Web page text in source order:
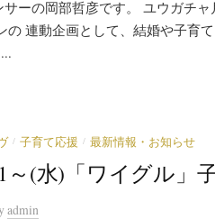
ーの岡部哲彦です。 ユウガチ
の 連動企画として、結婚や子育
/ 子育て応援 / 最新情報・お知らせ
～(水)「ワイグル」
admin